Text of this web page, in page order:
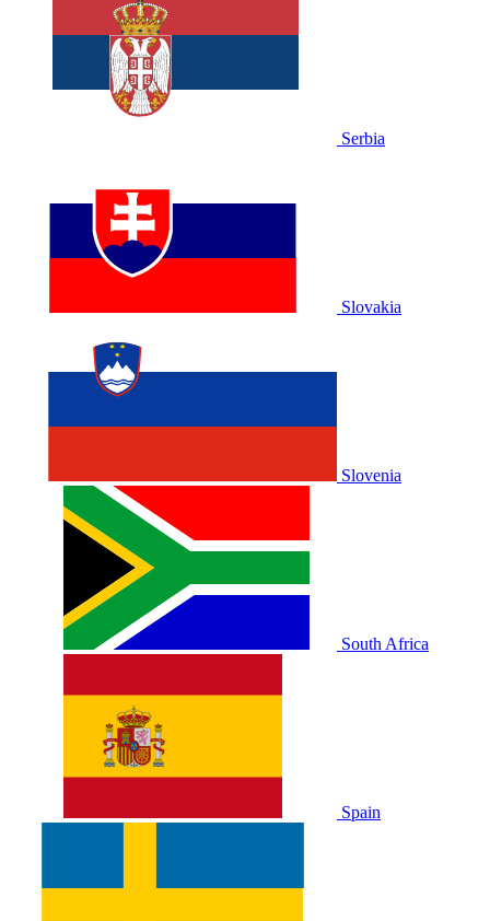
Serbia
Slovakia
Slovenia
South Africa
Spain